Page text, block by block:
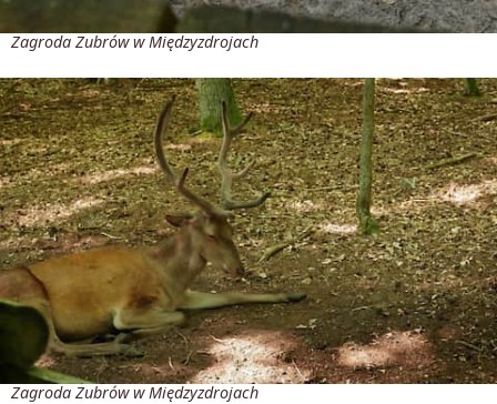
Zagroda Żubrów w Międzyzdrojach
Zagroda Żubrów w Międzyzdrojach